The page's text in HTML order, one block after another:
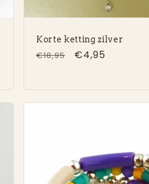
Korte ketting zilver
Normale
€18,95 €4,95